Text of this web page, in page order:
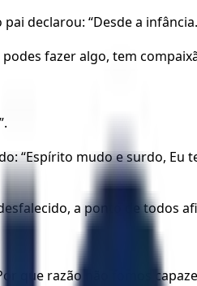
declarou: “Desde a infância.
fazer algo, tem
“Espírito mudo e surdo, Eu
a ponto de todos
que razão não fomos